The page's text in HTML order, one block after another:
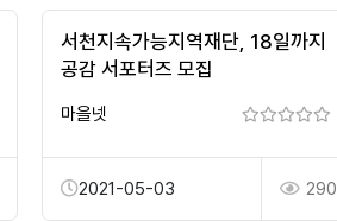
서천지속가능지역재단, 18일까지
공감 서포터즈 모집
마을넷
2021-05-03 290